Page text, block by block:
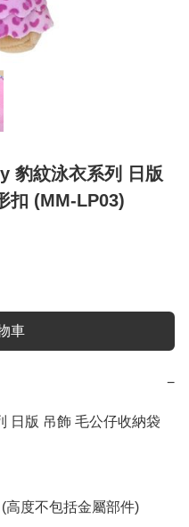
豹紋泳衣系列 日版
扣 (MM-LP03)
車
−
日版 吊飾 毛公仔收納袋
高度不包括金屬部件)